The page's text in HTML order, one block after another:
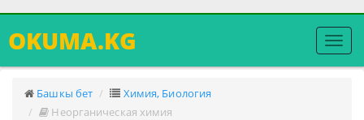
OKUMA.KG
Башкы бет
Химия, Биология
Неорганическая химия